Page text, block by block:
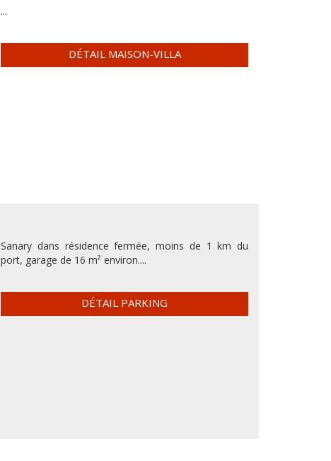
...
DÉTAIL MAISON-VILLA
Sanary dans résidence fermée, moins de 1 km du
port, garage de 16 m² environ....
DÉTAIL PARKING